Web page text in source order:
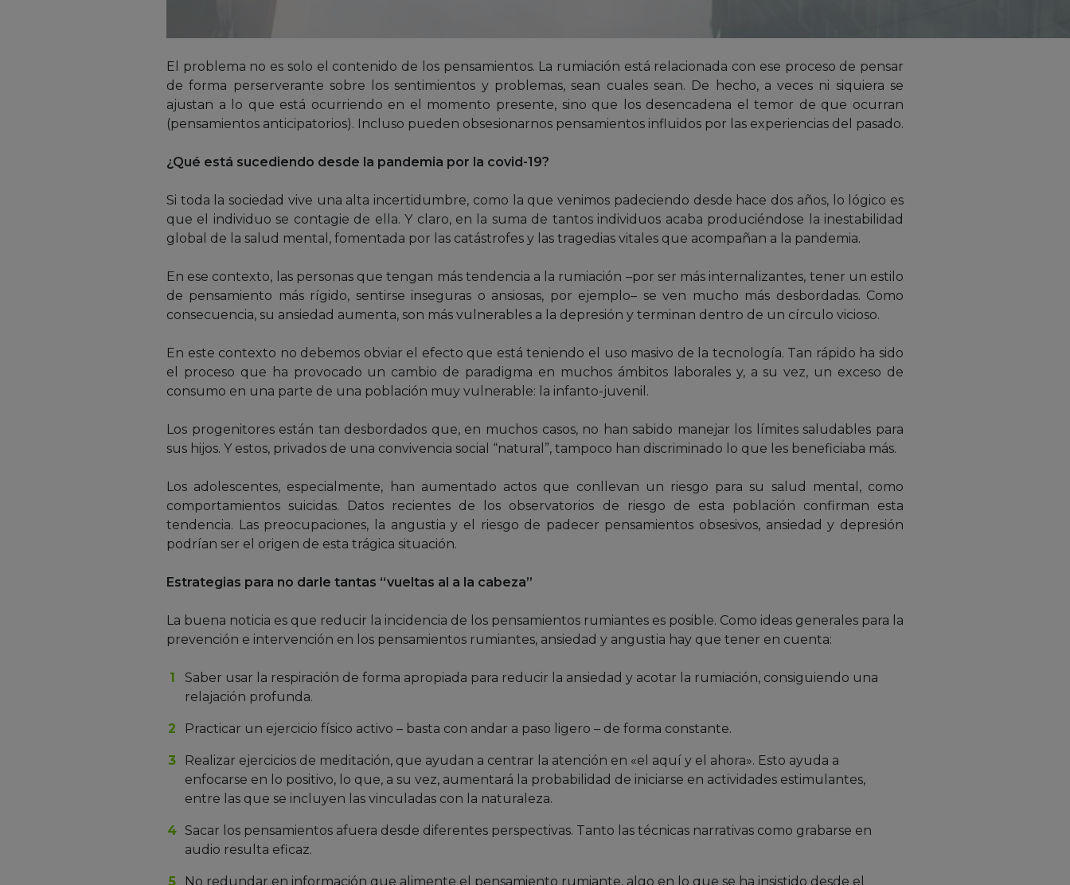
El problema no es solo el contenido de los pensamientos. La rumiación está relacionada con ese proceso de pensar
de forma perserverante sobre los sentimientos y problemas, sean cuales sean. De hecho, a veces ni siquiera se
ajustan a lo que está ocurriendo en el momento presente, sino que los desencadena el temor de que ocurran
(pensamientos anticipatorios). Incluso pueden obsesionarnos pensamientos influidos por las experiencias del pasado.
¿Qué está sucediendo desde la pandemia por la covid-19?
Si toda la sociedad vive una alta incertidumbre, como la que venimos padeciendo desde hace dos años, lo lógico es
que el individuo se contagie de ella. Y claro, en la suma de tantos individuos acaba produciéndose la inestabilidad
global de la salud mental, fomentada por las catástrofes y las tragedias vitales que acompañan a la pandemia.
En ese contexto, las personas que tengan más tendencia a la rumiación –por ser más internalizantes, tener un estilo
de pensamiento más rígido, sentirse inseguras o ansiosas, por ejemplo– se ven mucho más desbordadas. Como
consecuencia, su ansiedad aumenta, son más vulnerables a la depresión y terminan dentro de un círculo vicioso.
En este contexto no debemos obviar el efecto que está teniendo el uso masivo de la tecnología. Tan rápido ha sido
el proceso que ha provocado un cambio de paradigma en muchos ámbitos laborales y, a su vez, un exceso de
consumo en una parte de una población muy vulnerable: la infanto-juvenil.
Los progenitores están tan desbordados que, en muchos casos, no han sabido manejar los límites saludables para
sus hijos. Y estos, privados de una convivencia social “natural”, tampoco han discriminado lo que les beneficiaba más.
Los adolescentes, especialmente, han aumentado actos que conllevan un riesgo para su salud mental, como
comportamientos suicidas. Datos recientes de los observatorios de riesgo de esta población confirman esta
tendencia. Las preocupaciones, la angustia y el riesgo de padecer pensamientos obsesivos, ansiedad y depresión
podrían ser el origen de esta trágica situación.
Estrategias para no darle tantas “vueltas al a la cabeza”
La buena noticia es que reducir la incidencia de los pensamientos rumiantes es posible. Como ideas generales para la
prevención e intervención en los pensamientos rumiantes, ansiedad y angustia hay que tener en cuenta:
Saber usar la respiración de forma apropiada para reducir la ansiedad y acotar la rumiación, consiguiendo una
relajación profunda.
Practicar un ejercicio físico activo – basta con andar a paso ligero – de forma constante.
Realizar ejercicios de meditación, que ayudan a centrar la atención en «el aquí y el ahora». Esto ayuda a
enfocarse en lo positivo, lo que, a su vez, aumentará la probabilidad de iniciarse en actividades estimulantes,
entre las que se incluyen las vinculadas con la naturaleza.
Sacar los pensamientos afuera desde diferentes perspectivas. Tanto las técnicas narrativas como grabarse en
audio resulta eficaz.
No redundar en información que alimente el pensamiento rumiante, algo en lo que se ha insistido desde el